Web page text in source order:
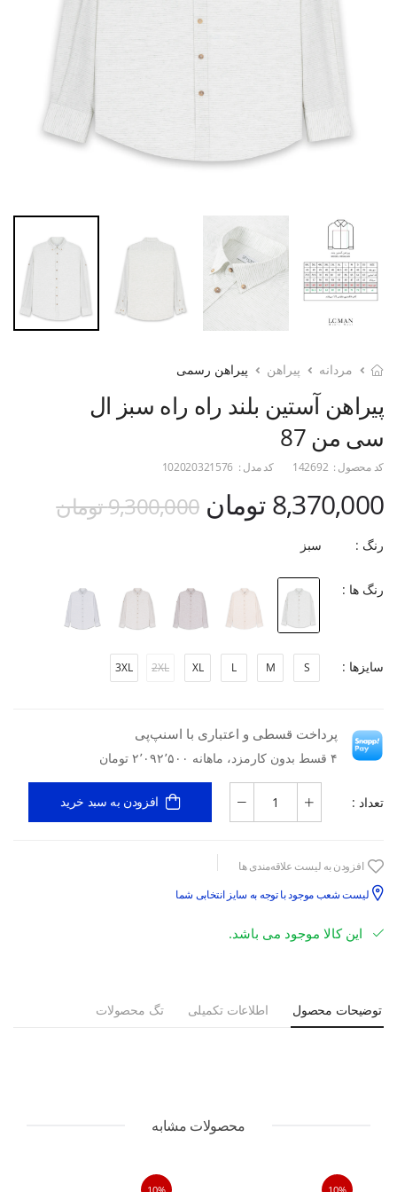
مردانه پیراهن پیراهن رسمی
پیراهن آستین بلند راه راه سبز ال
سی من 87
کد محصول : 142692 کد مدل : 102020321576
8,370,000 تومان 9,300,000 تومان
رنگ : سبز
رنگ ها :
سایزها : S
M
L
XL
2XL
3XL
پرداخت قسطی و اعتباری با اسنپ‌پی
۴ قسط بدون کارمزد، ماهانه ۲٬۰۹۲٬۵۰۰ تومان
تعداد : افزودن به سبد خرید
افزودن به لیست علاقه‌مندی ها
لیست شعب موجود با توجه به سایز انتخابی شما
این کالا موجود می باشد.
توضیحات محصول اطلاعات تکمیلی تگ محصولات
محصولات مشابه